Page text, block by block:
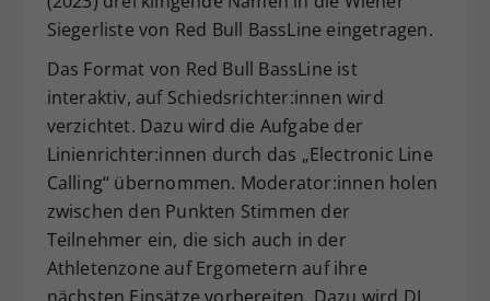
Siegerliste von Red Bull BassLine eingetragen.
Das Format von Red Bull BassLine ist
interaktiv, auf Schiedsrichter:innen wird
verzichtet. Dazu wird die Aufgabe der
Linienrichter:innen durch das „Electronic Line
Calling“ übernommen. Moderator:innen holen
zwischen den Punkten Stimmen der
Teilnehmer ein, die sich auch in der
Athletenzone auf Ergometern auf ihre